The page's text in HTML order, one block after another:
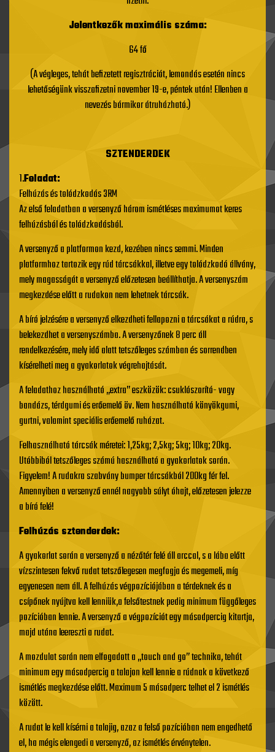
Jelentkezők maximális száma:
64 fő
(A végleges, tehát befizetett regisztrációt, lemondás esetén nincs
lehetőségünk visszafizetni november 19-e, péntek után! Ellenben a
nevezés bármikor átruházható.)
SZTENDERDEK
1.Feladat:
Felhúzás és tolódzkodás 3RM
Az első feladatban a versenyző három ismétléses maximumot keres
felhúzásból és tolódzkodásból.
A versenyző a platformon kezd, kezében nincs semmi. Minden
platformhoz tartozik egy rúd tárcsákkal, illetve egy tolódzkodó állvány,
mely magasságát a versenyző előzetesen beállíthatja. A versenyszám
megkezdése előtt a rudakon nem lehetnek tárcsák.
A bíró jelzésére a versenyző elkezdheti fellapozni a tárcsákat a rúdra, s
belekezdhet a versenyszámba. A versenyzőnek 8 perc áll
rendelkezésére, mely idő alatt tetszőleges számban és sorrendben
kísérelheti meg a gyakorlatok végrehajtását.
A feladathoz használható „extra” eszközök: csuklószorító- vagy
bandázs, térdgumi és erőemelő öv. Nem használható könyökgumi,
gurtni, valamint speciális erőemelő ruházat.
Felhasználható tárcsák méretei: 1,25kg; 2,5kg; 5kg; 10kg; 20kg.
Utóbbiból tetszőleges számú használható a gyakorlatok során.
Figyelem! A rudakra szabvány bumper tárcsákból 200kg fér fel.
Amennyiben a versenyző ennél nagyobb súlyt óhajt, előzetesen jelezze
a bíró felé!
Felhúzás sztenderdek:
A gyakorlat során a versenyző a nézőtér felé áll arccal, s a lába előtt
vízszintesen fekvő rudat tetszőlegesen megfogja és megemeli, míg
egyenesen nem áll. A felhúzás végpozíciójában a térdeknek és a
csípőnek nyújtva kell lenniük,a felsőtestnek pedig minimum függőleges
pozícióban lennie. A versenyző a végpozíciót egy másodpercig kitartja,
majd utána leereszti a rudat.
A mozdulat során nem elfogadott a „touch and go” technika, tehát
minimum egy másodpercig a talajon kell lennie a rúdnak a következő
ismétlés megkezdése előtt. Maximum 5 másodperc telhet el 2 ismétlés
között.
A rudat le kell kísérni a talajig, azaz a felső pozícióban nem engedhető
el, ha mégis elengedi a versenyző, az ismétlés érvénytelen.